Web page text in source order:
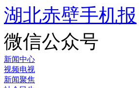
湖北赤壁手机报
微信公众号
新闻中心
视频电视
新闻聚焦